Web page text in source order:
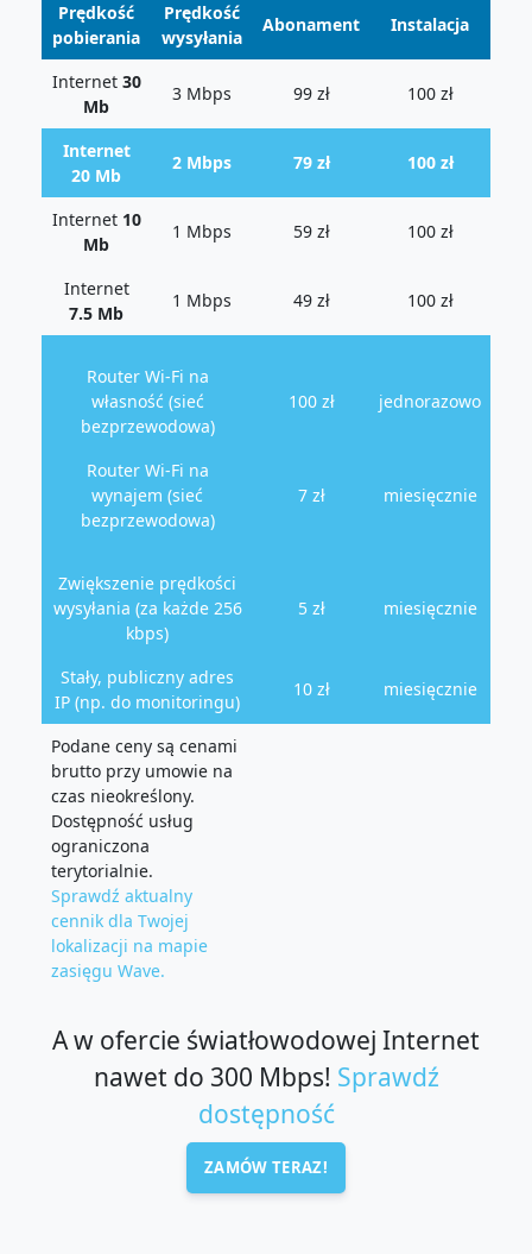
Prędkość
pobierania
Prędkość
wysyłania
Abonament Instalacja
Internet 30
Mb
3 Mbps 99 zł 100 zł
Internet
20 Mb
2 Mbps 79 zł 100 zł
Internet 10
Mb
1 Mbps 59 zł 100 zł
Internet
7.5 Mb
1 Mbps 49 zł 100 zł
Router Wi-Fi na
własność (sieć
bezprzewodowa)
100 zł jednorazowo
Router Wi-Fi na
wynajem (sieć
bezprzewodowa)
7 zł miesięcznie
Zwiększenie prędkości
wysyłania (za każde 256
kbps)
5 zł miesięcznie
Stały, publiczny adres
IP (np. do monitoringu)
10 zł miesięcznie
Podane ceny są cenami
brutto przy umowie na
czas nieokreślony.
Dostępność usług
ograniczona
terytorialnie.
Sprawdź aktualny
cennik dla Twojej
lokalizacji na mapie
zasięgu Wave.
A w ofercie światłowodowej Internet
nawet do 300 Mbps! Sprawdź
dostępność
ZAMÓW TERAZ!